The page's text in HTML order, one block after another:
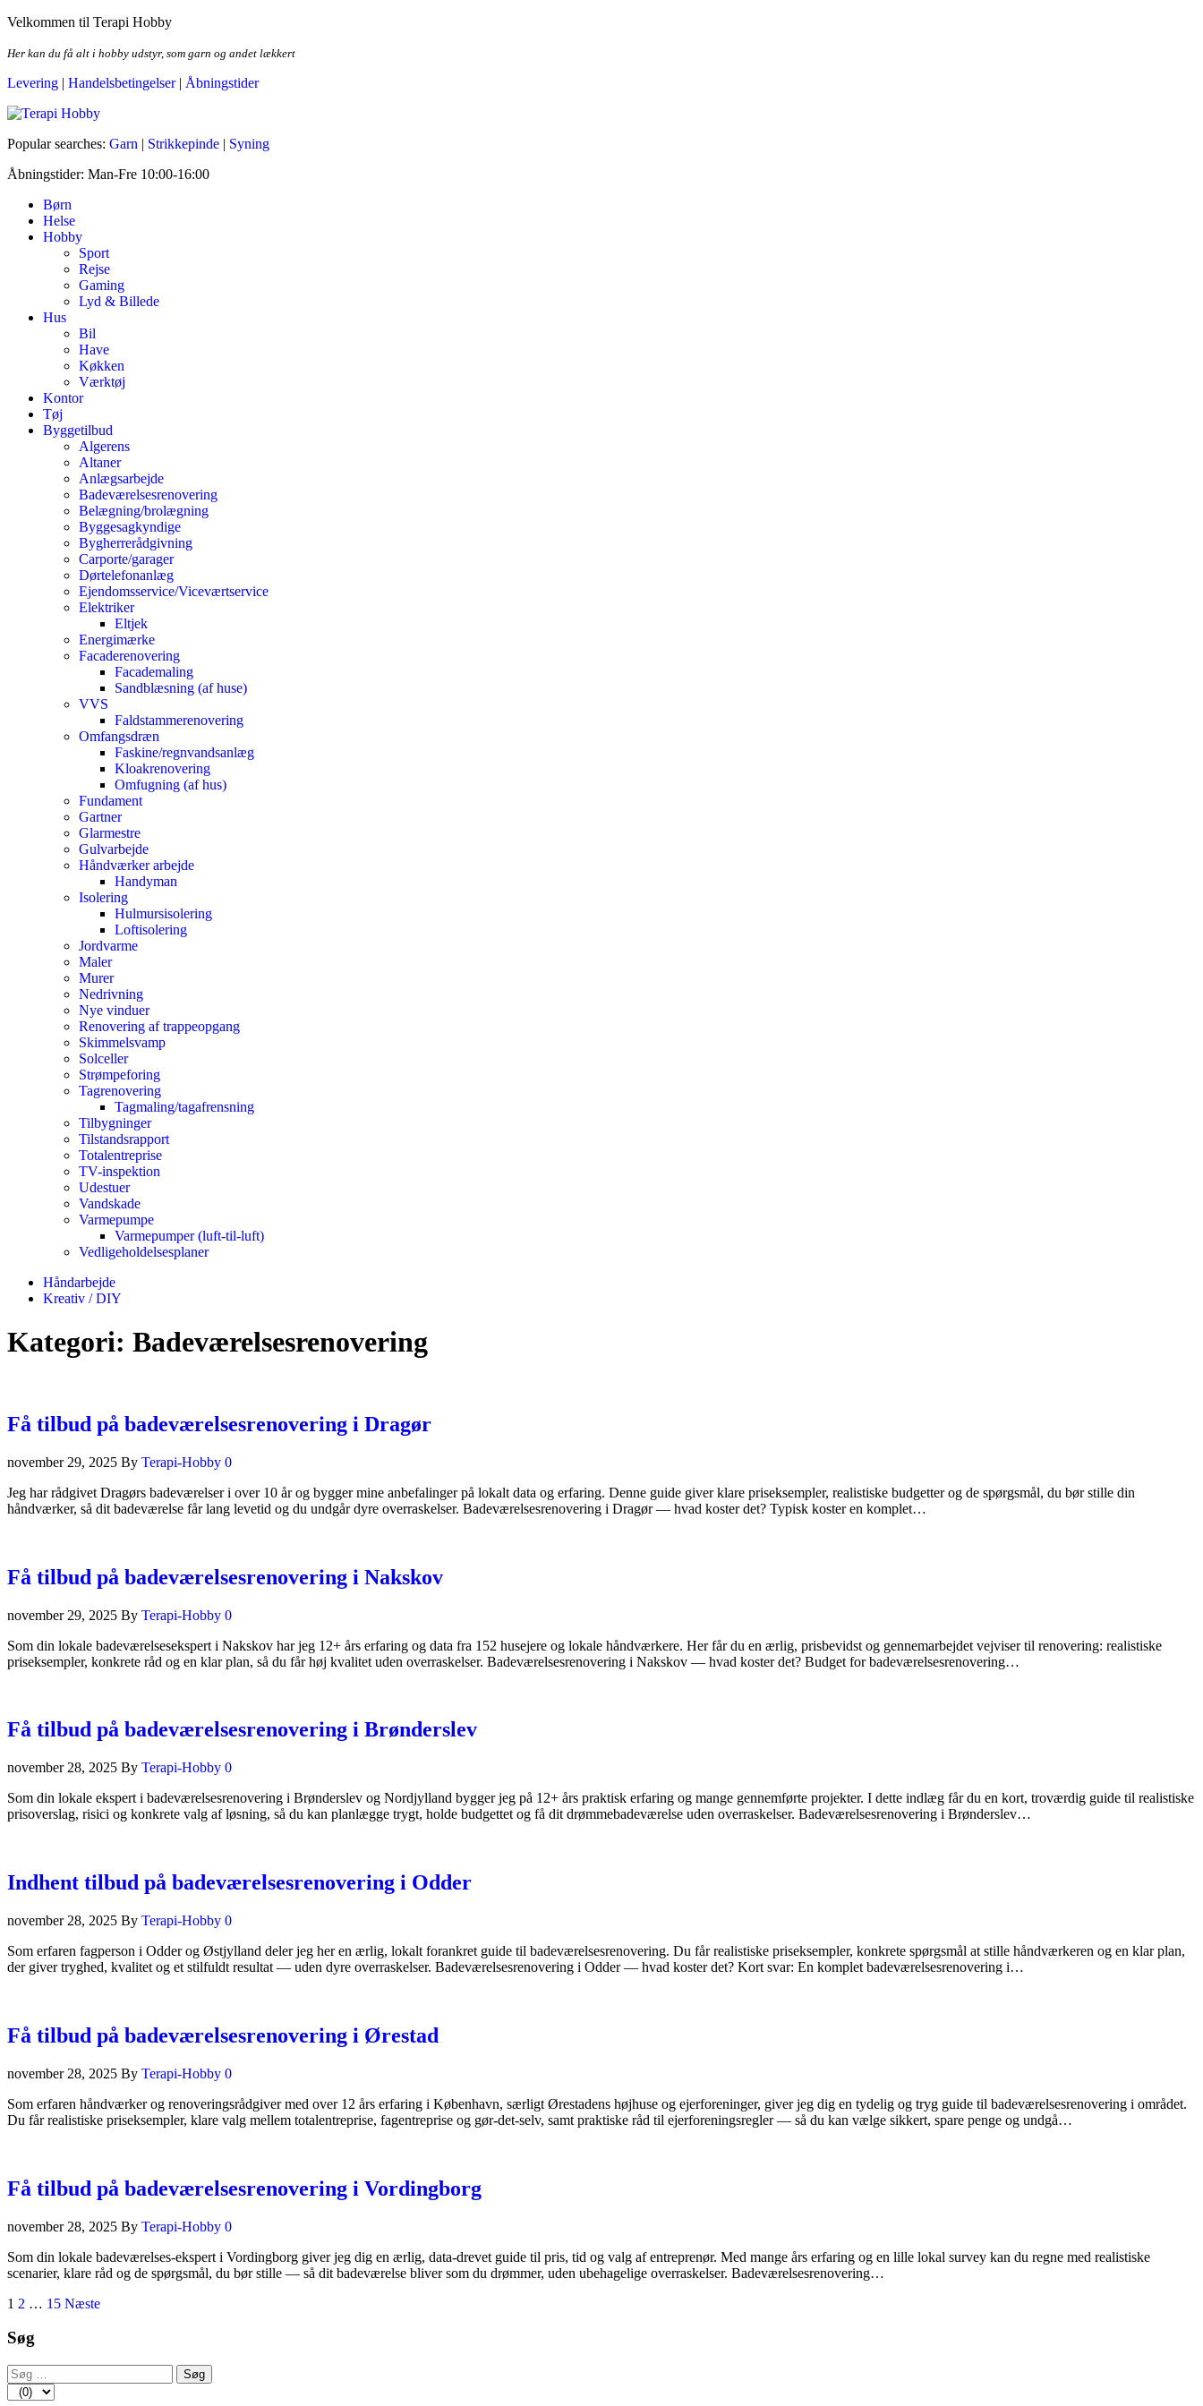
Skip
the
Velkommen til Terapi Hobby
Her kan du få alt i hobby udstyr, som garn og andet lækkert
Levering | Handelsbetingelser| Åbningstider
Terapi Hobby
Popular searches: Garn | Strikkepinde | Syning
Åbningstider: Man-Fre 10:00-16:00
Børn
Helse
Hobby
Sport
Rejse
Gaming
Lyd & Billede
Hus
Bil
Have
Køkken
Værktøj
Kontor
Tøj
Byggetilbud
Algerens
Altaner
Anlægsarbejde
Badeværelsesrenovering
Belægning/brolægning
Byggesagkyndige
Bygherrerådgivning
Carporte/garager
Dørtelefonanlæg
Ejendomsservice/Viceværtservice
Elektriker
Eltjek
Energimærke
Facaderenovering
Facademaling
Sandblæsning (af huse)
VVS
Faldstammerenovering
Omfangsdræn
Faskine/regnvandsanlæg
Kloakrenovering
Omfugning (af hus)
Fundament
Gartner
Glarmestre
Gulvarbejde
Håndværker arbejde
Handyman
Isolering
Hulmursisolering
Loftisolering
Jordvarme
Maler
Murer
Nedrivning
Nye vinduer
Renovering af trappeopgang
Skimmelsvamp
Solceller
Strømpeforing
Tagrenovering
Tagmaling/tagafrensning
Tilbygninger
Tilstandsrapport
Totalentreprise
TV-inspektion
Udestuer
Vandskade
Varmepumpe
Varmepumper (luft-til-luft)
Vedligeholdelsesplaner
Håndarbejde
Kreativ / DIY
Kategori: Badeværelsesrenovering
Få tilbud på badeværelsesrenovering i Dragør
november 29, 2025 By Terapi-Hobby 0
Jeg har rådgivet Dragørs badeværelser i over 10 år og bygger mine anbefalinger på lokalt data og erfaring. Denne guide giver klare priseksempler, realistiske budgetter og de spørgsmål, du bør stille din
håndværker, så dit badeværelse får lang levetid og du undgår dyre overraskelser. Badeværelsesrenovering i Dragør — hvad koster det? Typisk koster en komplet…
Få tilbud på badeværelsesrenovering i Nakskov
november 29, 2025 By Terapi-Hobby 0
Som din lokale badeværelsesekspert i Nakskov har jeg 12+ års erfaring og data fra 152 husejere og lokale håndværkere. Her får du en ærlig, prisbevidst og gennemarbejdet vejviser til renovering: realistiske
priseksempler, konkrete råd og en klar plan, så du får høj kvalitet uden overraskelser. Badeværelsesrenovering i Nakskov — hvad koster det? Budget for badeværelsesrenovering…
Få tilbud på badeværelsesrenovering i Brønderslev
november 28, 2025 By Terapi-Hobby 0
Som din lokale ekspert i badeværelsesrenovering i Brønderslev og Nordjylland bygger jeg på 12+ års praktisk erfaring og mange gennemførte projekter. I dette indlæg får du en kort, troværdig guide til realistiske
prisoverslag, risici og konkrete valg af løsning, så du kan planlægge trygt, holde budgettet og få dit drømmebadeværelse uden overraskelser. Badeværelsesrenovering i Brønderslev…
Indhent tilbud på badeværelsesrenovering i Odder
november 28, 2025 By Terapi-Hobby 0
Som erfaren fagperson i Odder og Østjylland deler jeg her en ærlig, lokalt forankret guide til badeværelsesrenovering. Du får realistiske priseksempler, konkrete spørgsmål at stille håndværkeren og en klar plan,
der giver tryghed, kvalitet og et stilfuldt resultat — uden dyre overraskelser. Badeværelsesrenovering i Odder — hvad koster det? Kort svar: En komplet badeværelsesrenovering i…
Få tilbud på badeværelsesrenovering i Ørestad
november 28, 2025 By Terapi-Hobby 0
Som erfaren håndværker og renoveringsrådgiver med over 12 års erfaring i København, særligt Ørestadens højhuse og ejerforeninger, giver jeg dig en tydelig og tryg guide til badeværelsesrenovering i området.
Du får realistiske priseksempler, klare valg mellem totalentreprise, fagentreprise og gør-det-selv, samt praktiske råd til ejerforeningsregler — så du kan vælge sikkert, spare penge og undgå…
Få tilbud på badeværelsesrenovering i Vordingborg
november 28, 2025 By Terapi-Hobby 0
Som din lokale badeværelses-ekspert i Vordingborg giver jeg dig en ærlig, data-drevet guide til pris, tid og valg af entreprenør. Med mange års erfaring og en lille lokal survey kan du regne med realistiske
scenarier, klare råd og de spørgsmål, du bør stille — så dit badeværelse bliver som du drømmer, uden ubehagelige overraskelser. Badeværelsesrenovering…
Indlægsinddeling
1 2 … 15 Næste
Søg
Søg
efter: